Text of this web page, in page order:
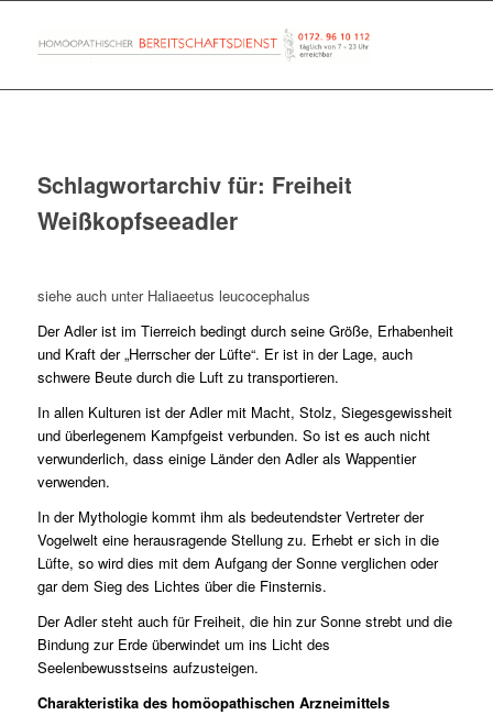
Schlagwortarchiv für: Freiheit
Weißkopfseeadler
siehe auch unter Haliaeetus leucocephalus
Der Adler ist im Tierreich bedingt durch seine Größe, Erhabenheit
und Kraft der „Herrscher der Lüfte“. Er ist in der Lage, auch
schwere Beute durch die Luft zu transportieren.
In allen Kulturen ist der Adler mit Macht, Stolz, Siegesgewissheit
und überlegenem Kampfgeist verbunden. So ist es auch nicht
verwunderlich, dass einige Länder den Adler als Wappentier
verwenden.
In der Mythologie kommt ihm als bedeutendster Vertreter der
Vogelwelt eine herausragende Stellung zu. Erhebt er sich in die
Lüfte, so wird dies mit dem Aufgang der Sonne verglichen oder
gar dem Sieg des Lichtes über die Finsternis.
Der Adler steht auch für Freiheit, die hin zur Sonne strebt und die
Bindung zur Erde überwindet um ins Licht des
Seelenbewusstseins aufzusteigen.
Charakteristika des homöopathischen Arzneimittels